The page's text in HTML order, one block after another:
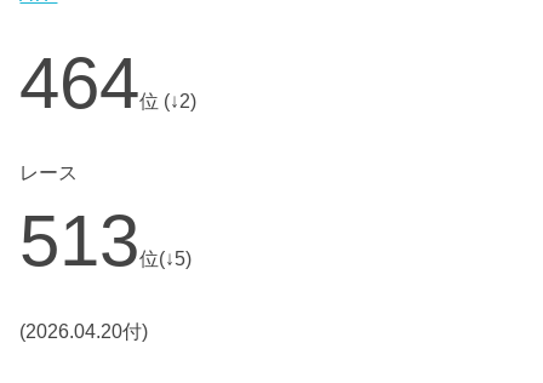
464位 (↓2)
レース
513位(↓5)
(2026.04.20付)